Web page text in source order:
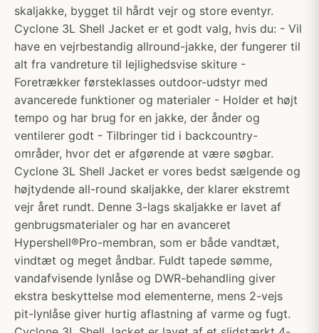
skaljakke, bygget til hårdt vejr og store eventyr.
Cyclone 3L Shell Jacket er et godt valg, hvis du: - Vil
have en vejrbestandig allround-jakke, der fungerer til
alt fra vandreture til lejlighedsvise skiture -
Foretrækker førsteklasses outdoor-udstyr med
avancerede funktioner og materialer - Holder et højt
tempo og har brug for en jakke, der ånder og
ventilerer godt - Tilbringer tid i backcountry-
områder, hvor det er afgørende at være søgbar.
Cyclone 3L Shell Jacket er vores bedst sælgende og
højtydende all-round skaljakke, der klarer ekstremt
vejr året rundt. Denne 3-lags skaljakke er lavet af
genbrugsmaterialer og har en avanceret
Hypershell®Pro-membran, som er både vandtæt,
vindtæt og meget åndbar. Fuldt tapede sømme,
vandafvisende lynlåse og DWR-behandling giver
ekstra beskyttelse mod elementerne, mens 2-vejs
pit-lynlåse giver hurtig aflastning af varme og fugt.